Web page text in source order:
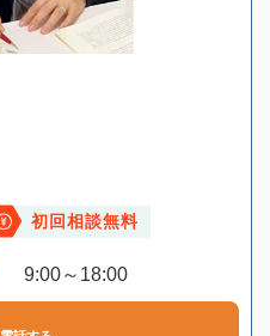
初回相談無料
9:00～18:00